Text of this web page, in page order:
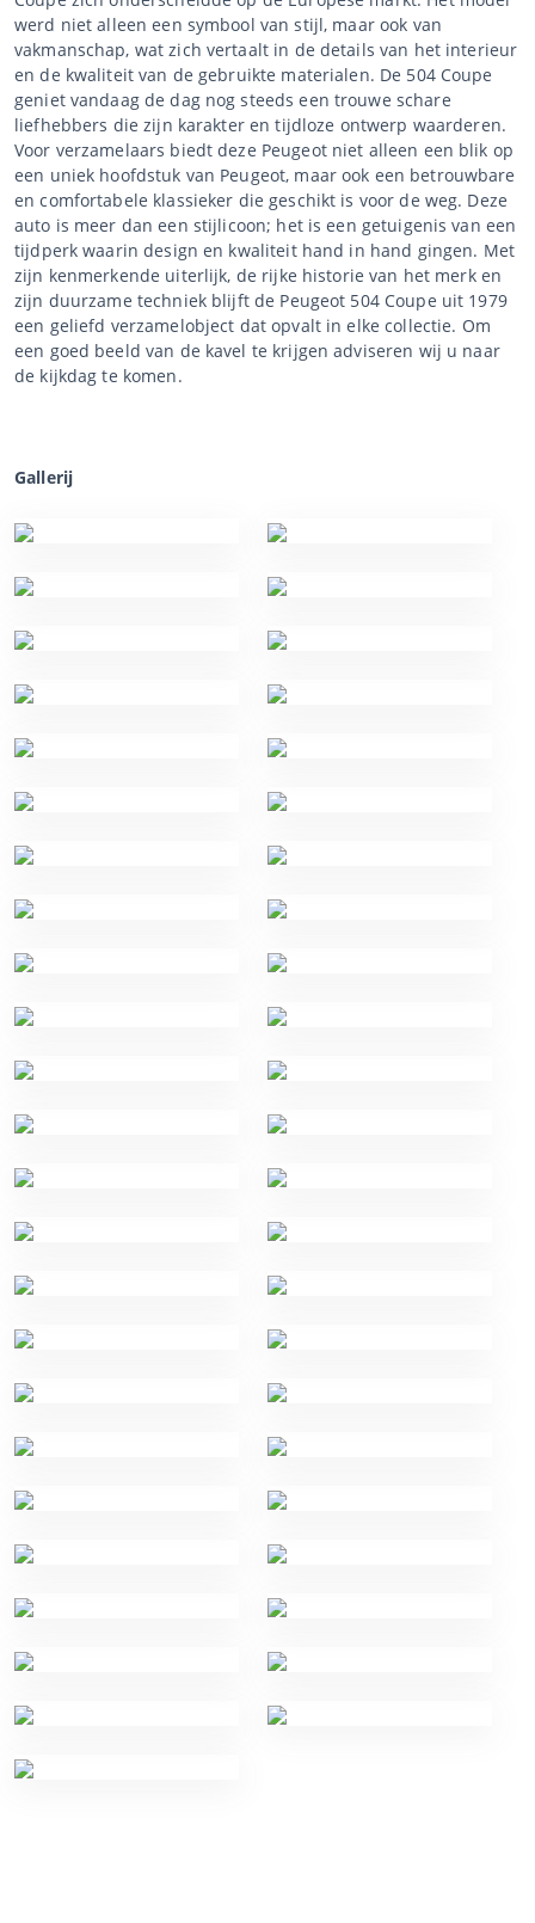
werd niet alleen een symbool van stijl, maar ook van
vakmanschap, wat zich vertaalt in de details van het interieur
en de kwaliteit van de gebruikte materialen. De 504 Coupe
geniet vandaag de dag nog steeds een trouwe schare
liefhebbers die zijn karakter en tijdloze ontwerp waarderen.
Voor verzamelaars biedt deze Peugeot niet alleen een blik op
een uniek hoofdstuk van Peugeot, maar ook een betrouwbare
en comfortabele klassieker die geschikt is voor de weg. Deze
auto is meer dan een stijlicoon; het is een getuigenis van een
tijdperk waarin design en kwaliteit hand in hand gingen. Met
zijn kenmerkende uiterlijk, de rijke historie van het merk en
zijn duurzame techniek blijft de Peugeot 504 Coupe uit 1979
een geliefd verzamelobject dat opvalt in elke collectie. Om
een goed beeld van de kavel te krijgen adviseren wij u naar
de kijkdag te komen.
Gallerij